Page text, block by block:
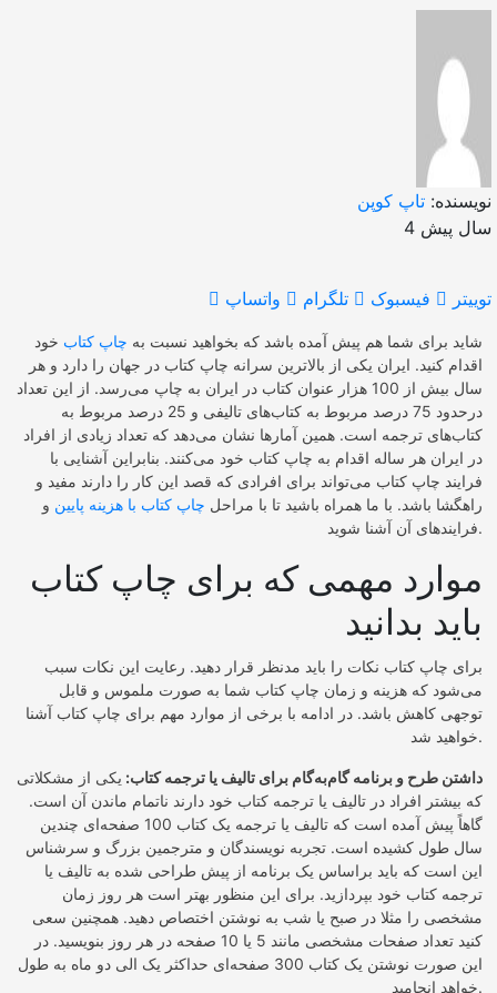
نویسنده: تاپ کوپن
4 سال پیش
توییتر فیسبوک تلگرام واتساپ
شاید برای شما هم پیش آمده باشد که بخواهید نسبت به چاپ کتاب خود
اقدام کنید. ایران یکی از بالاترین سرانه چاپ کتاب در جهان را دارد و هر
سال بیش از 100 هزار عنوان کتاب در ایران به چاپ می‌رسد. از این تعداد
درحدود 75 درصد مربوط به کتاب‌های تالیفی و 25 درصد مربوط به
کتاب‌های ترجمه است. همین آمارها نشان می‌دهد که تعداد زیادی از افراد
در ایران هر ساله اقدام به چاپ کتاب خود می‌کنند. بنابراین آشنایی با
فرایند چاپ کتاب می‌تواند برای افرادی که قصد این کار را دارند مفید و
راهگشا باشد. با ما همراه باشید تا با مراحل چاپ کتاب با هزینه پایین و
فرایندهای آن آشنا شوید.
موارد مهمی که برای چاپ کتاب
باید بدانید
برای چاپ کتاب نکات را باید مدنظر قرار دهید. رعایت این نکات سبب
می‌شود که هزینه و زمان چاپ کتاب شما به صورت ملموس و قابل
توجهی کاهش باشد. در ادامه با برخی از موارد مهم برای چاپ کتاب آشنا
خواهید شد.
داشتن طرح و برنامه گام‌به‌گام برای تالیف یا ترجمه کتاب: یکی از مشکلاتی
که بیشتر افراد در تالیف یا ترجمه کتاب خود دارند ناتمام ماندن آن است.
گاهاً پیش آمده است که تالیف یا ترجمه یک کتاب 100 صفحه‌ای چندین
سال طول کشیده است. تجربه نویسندگان و مترجمین بزرگ و سرشناس
این است که باید براساس یک برنامه از پیش طراحی شده به تالیف یا
ترجمه کتاب خود بپردازید. برای این منظور بهتر است هر روز زمان
مشخصی را مثلا در صبح یا شب به نوشتن اختصاص دهید. همچنین سعی
کنید تعداد صفحات مشخصی مانند 5 یا 10 صفحه در هر روز بنویسید. در
این صورت نوشتن یک کتاب 300 صفحه‌ای حداکثر یک الی دو ماه به طول
خواهد انجامید.